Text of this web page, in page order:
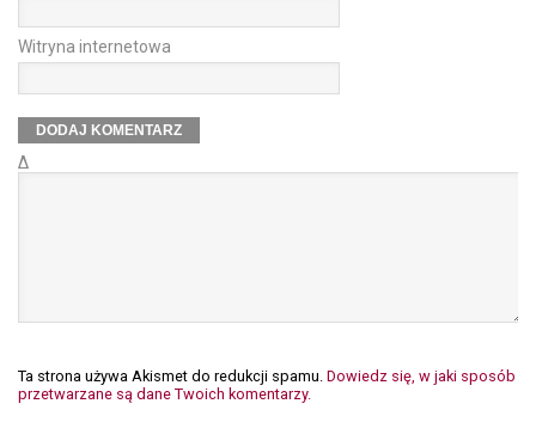
Witryna internetowa
Δ
Ta strona używa Akismet do redukcji spamu. Dowiedz się, w jaki sposób
przetwarzane są dane Twoich komentarzy.